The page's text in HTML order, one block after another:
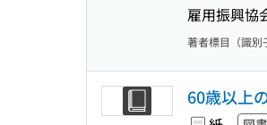
雇用振興協
著者標目（識別
60歳以上